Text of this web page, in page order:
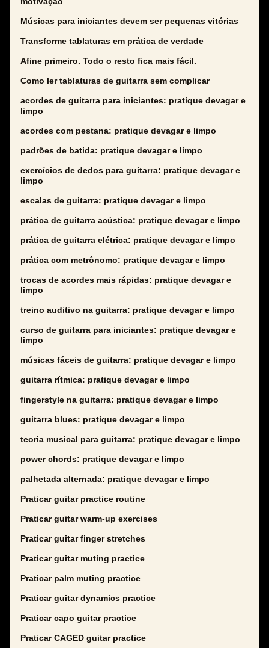
Músicas para iniciantes devem ser pequenas vitórias
Transforme tablaturas em prática de verdade
Afine primeiro. Todo o resto fica mais fácil.
Como ler tablaturas de guitarra sem complicar
acordes de guitarra para iniciantes: pratique devagar e
limpo
acordes com pestana: pratique devagar e limpo
padrões de batida: pratique devagar e limpo
exercícios de dedos para guitarra: pratique devagar e
limpo
escalas de guitarra: pratique devagar e limpo
prática de guitarra acústica: pratique devagar e limpo
prática de guitarra elétrica: pratique devagar e limpo
prática com metrônomo: pratique devagar e limpo
trocas de acordes mais rápidas: pratique devagar e
limpo
treino auditivo na guitarra: pratique devagar e limpo
curso de guitarra para iniciantes: pratique devagar e
limpo
músicas fáceis de guitarra: pratique devagar e limpo
guitarra rítmica: pratique devagar e limpo
fingerstyle na guitarra: pratique devagar e limpo
guitarra blues: pratique devagar e limpo
teoria musical para guitarra: pratique devagar e limpo
power chords: pratique devagar e limpo
palhetada alternada: pratique devagar e limpo
Praticar guitar practice routine
Praticar guitar warm-up exercises
Praticar guitar finger stretches
Praticar guitar muting practice
Praticar palm muting practice
Praticar guitar dynamics practice
Praticar capo guitar practice
Praticar CAGED guitar practice